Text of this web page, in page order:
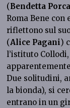
(Bendetta
Roma Bene
riflettono sul
(Alice Pagani)
l’istituto
Due solitudini,
la bionda), si
entrano in un